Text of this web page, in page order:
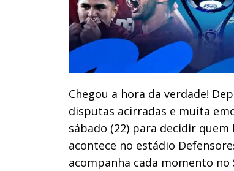
Chegou a hora da verdade!
disputas acirradas e muita
sábado (22) para decidir quem
acontece no estádio
acompanha cada momento no